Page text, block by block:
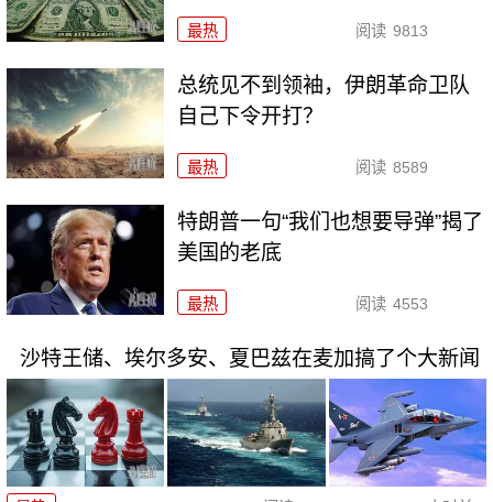
最热 阅读 9813
总统见不到领袖，伊朗革命卫队
自己下令开打？
最热 阅读 8589
特朗普一句“我们也想要导弹”揭了
美国的老底
最热 阅读 4553
沙特王储、埃尔多安、夏巴兹在麦加搞了个大新闻